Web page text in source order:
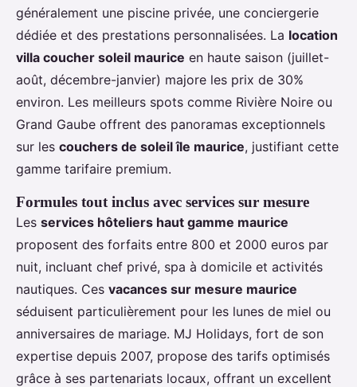
généralement une piscine privée, une conciergerie
dédiée et des prestations personnalisées. La location
villa coucher soleil maurice en haute saison (juillet-
août, décembre-janvier) majore les prix de 30%
environ. Les meilleurs spots comme Rivière Noire ou
Grand Gaube offrent des panoramas exceptionnels
sur les couchers de soleil île maurice, justifiant cette
gamme tarifaire premium.
Formules tout inclus avec services sur mesure
Les services hôteliers haut gamme maurice
proposent des forfaits entre 800 et 2000 euros par
nuit, incluant chef privé, spa à domicile et activités
nautiques. Ces vacances sur mesure maurice
séduisent particulièrement pour les lunes de miel ou
anniversaires de mariage. MJ Holidays, fort de son
expertise depuis 2007, propose des tarifs optimisés
grâce à ses partenariats locaux, offrant un excellent